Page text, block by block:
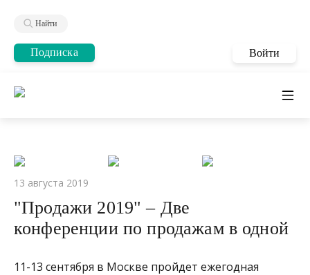
Найти
Подписка Войти
13 августа 2019
"Продажи 2019" – Две
конференции по продажам в одной
11-13 сентября в Москве пройдет ежегодная